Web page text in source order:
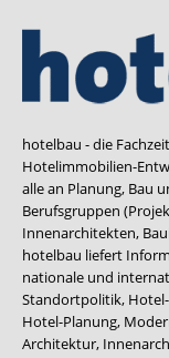
hotelbau - die
Hotelimmobilien-
alle an Planung, Bau
Berufsgruppen
Innenarchitekten,
hotelbau liefert
nationale und
Standortpolitik,
Hotel-Planung,
Architektur,